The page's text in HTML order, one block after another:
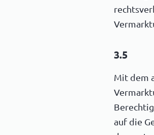
3.5
Mit dem
auf die